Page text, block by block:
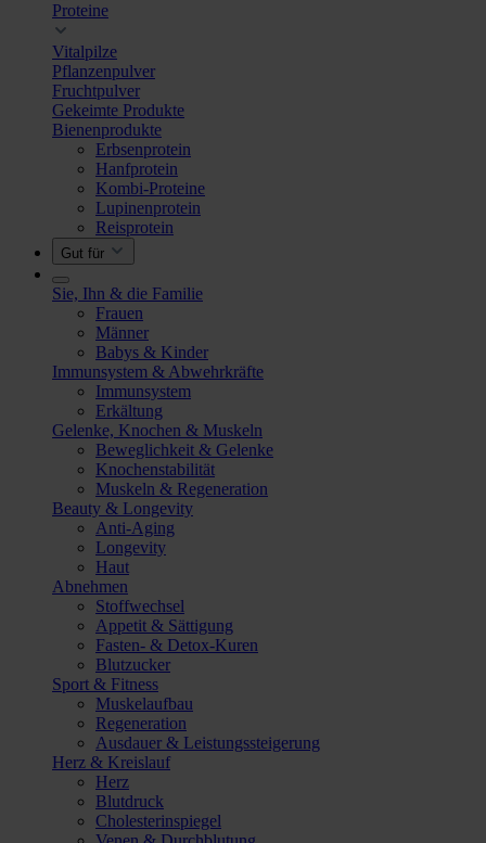
Proteine
Vitalpilze
Pflanzenpulver
Fruchtpulver
Gekeimte Produkte
Bienenprodukte
Erbsenprotein
Hanfprotein
Kombi-Proteine
Lupinenprotein
Reisprotein
Gut für
Sie, Ihn & die Familie
Frauen
Männer
Babys & Kinder
Immunsystem & Abwehrkräfte
Immunsystem
Erkältung
Gelenke, Knochen & Muskeln
Beweglichkeit & Gelenke
Knochenstabilität
Muskeln & Regeneration
Beauty & Longevity
Anti-Aging
Longevity
Haut
Abnehmen
Stoffwechsel
Appetit & Sättigung
Fasten- & Detox-Kuren
Blutzucker
Sport & Fitness
Muskelaufbau
Regeneration
Ausdauer & Leistungssteigerung
Herz & Kreislauf
Herz
Blutdruck
Cholesterinspiegel